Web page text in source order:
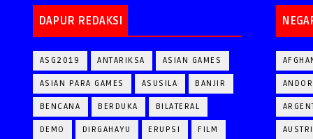
DAPUR REDAKSI
ASG2019 ANTARIKSA ASIAN GAMES
ASIAN PARA GAMES ASUSILA BANJIR
BENCANA BERDUKA BILATERAL
DEMO DIRGAHAYU ERUPSI FILM